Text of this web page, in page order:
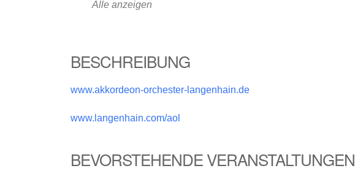
Alle anzeigen
BESCHREIBUNG
www.akkordeon-orchester-langenhain.de
www.langenhain.com/aol
BEVORSTEHENDE VERANSTALTUNGEN